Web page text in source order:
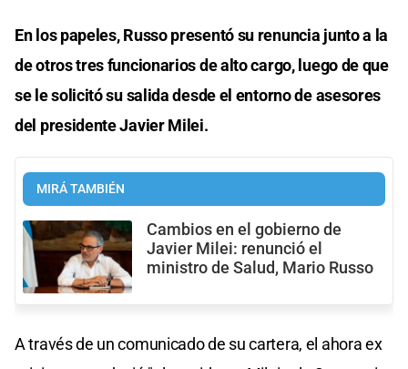
En los papeles, Russo presentó su renuncia junto a la
de otros tres funcionarios de alto cargo, luego de que
se le solicitó su salida desde el entorno de asesores
del presidente Javier Milei.
MIRÁ TAMBIÉN
Cambios en el gobierno de
Javier Milei: renunció el
ministro de Salud, Mario Russo
A través de un comunicado de su cartera, el ahora ex